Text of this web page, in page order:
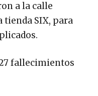
a la calle
SIX, para
fallecimientos